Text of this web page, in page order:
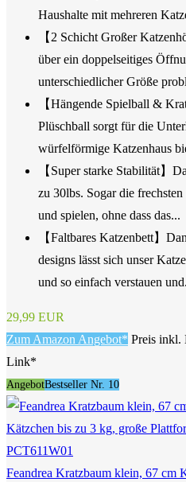
Haushalte mit mehreren
【2 Schicht Großer
über ein doppelseitiges
unterschiedlicher Größe
【Hängende Spielball &
Plüschball sorgt für die
würfelförmige Katzenhaus
【Super starke Stabilität】
zu 30lbs. Sogar die
und spielen, ohne dass das...
【Faltbares Katzenbett】
designs lässt sich unser
und so einfach verstauen
29,99 EUR
Zum Amazon Angebot* Preis inkl.
Link*
AngebotBestseller Nr. 10
Feandrea Kratzbaum klein, 67 cm